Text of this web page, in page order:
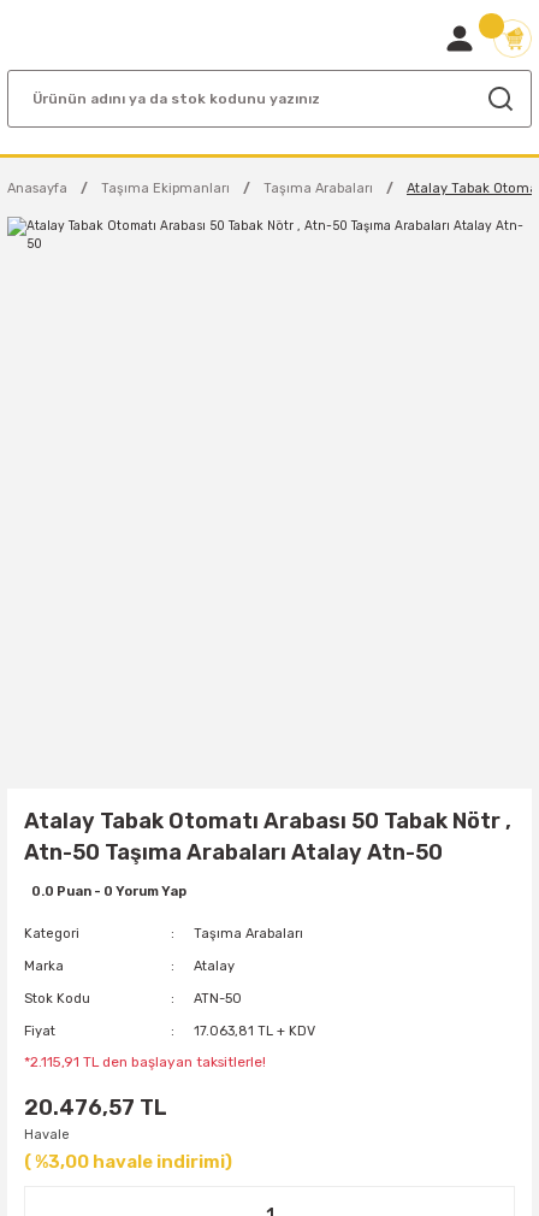
Anasayfa Taşıma Ekipmanları Taşıma Arabaları Atalay Tabak
Atalay Tabak Otomatı Arabası 50 Tabak Nötr ,
Atn-50 Taşıma Arabaları Atalay Atn-50
0.0 Puan - 0 Yorum Yap
Kategori Taşıma Arabaları
Marka Atalay
Stok Kodu ATN-50
Fiyat 17.063,81 TL + KDV
*2.115,91 TL den başlayan taksitlerle!
20.476,57 TL
Havale
( %3,00 havale indirimi)